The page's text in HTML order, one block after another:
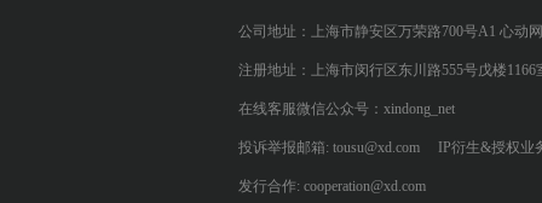
公司地址：上海市静安区万荣路700号A1 心动
注册地址：上海市闵行区东川路555号戊楼1166
在线客服微信公众号：xindong_net
投诉举报邮箱: tousu@xd.com IP衍生&授权业
发行合作: cooperation@xd.com